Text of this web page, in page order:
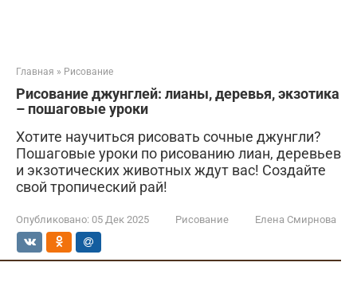
Главная » Рисование
Рисование джунглей: лианы, деревья, экзотика
– пошаговые уроки
Хотите научиться рисовать сочные джунгли?
Пошаговые уроки по рисованию лиан, деревьев
и экзотических животных ждут вас! Создайте
свой тропический рай!
Опубликовано: 05 Дек 2025 Рисование Елена Смирнова